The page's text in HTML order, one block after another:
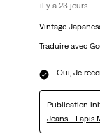
il y a 23 jours
Vintage
Traduire avec
Oui, Je
Publication
Jeans - Lapis